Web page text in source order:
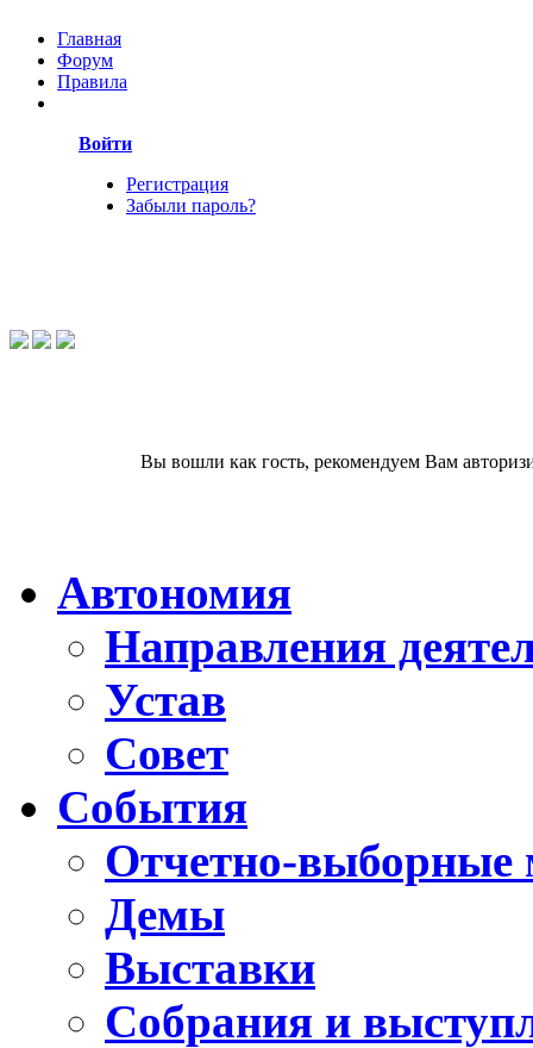
Главная
Форум
Правила
Войти
Регистрация
Забыли пароль?
Вы вошли как гость, рекомендуем Вам
Автономия
Направления
Устав
Совет
События
Отчетно-выборные
Демы
Выставки
Собрания и